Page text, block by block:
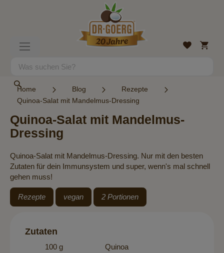
Suche
Wunschliste
Mein
Home Blog
Rezepte
Quinoa-Salat mit Mandelmus-Dressing
Quinoa-Salat mit Mandelmus-
Dressing
Quinoa-Salat mit Mandelmus-Dressing. Nur mit den besten
Zutaten für dein Immunsystem und super, wenn's mal schnell
gehen muss!
Rezepte vegan 2 Portionen
Zutaten
100 g
Quinoa